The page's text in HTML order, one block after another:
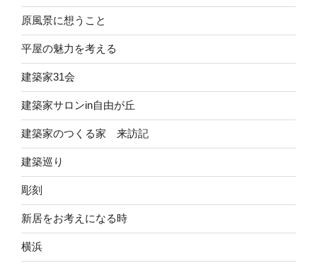
原風景に想うこと
平屋の魅力を考える
建築家31会
建築家サロンin自由が丘
建築家のつくる家 来訪記
建築巡り
彫刻
新居をお考えになる時
横浜